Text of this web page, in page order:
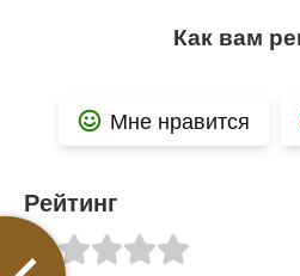
Как вам
Мне нравится
Рейтинг